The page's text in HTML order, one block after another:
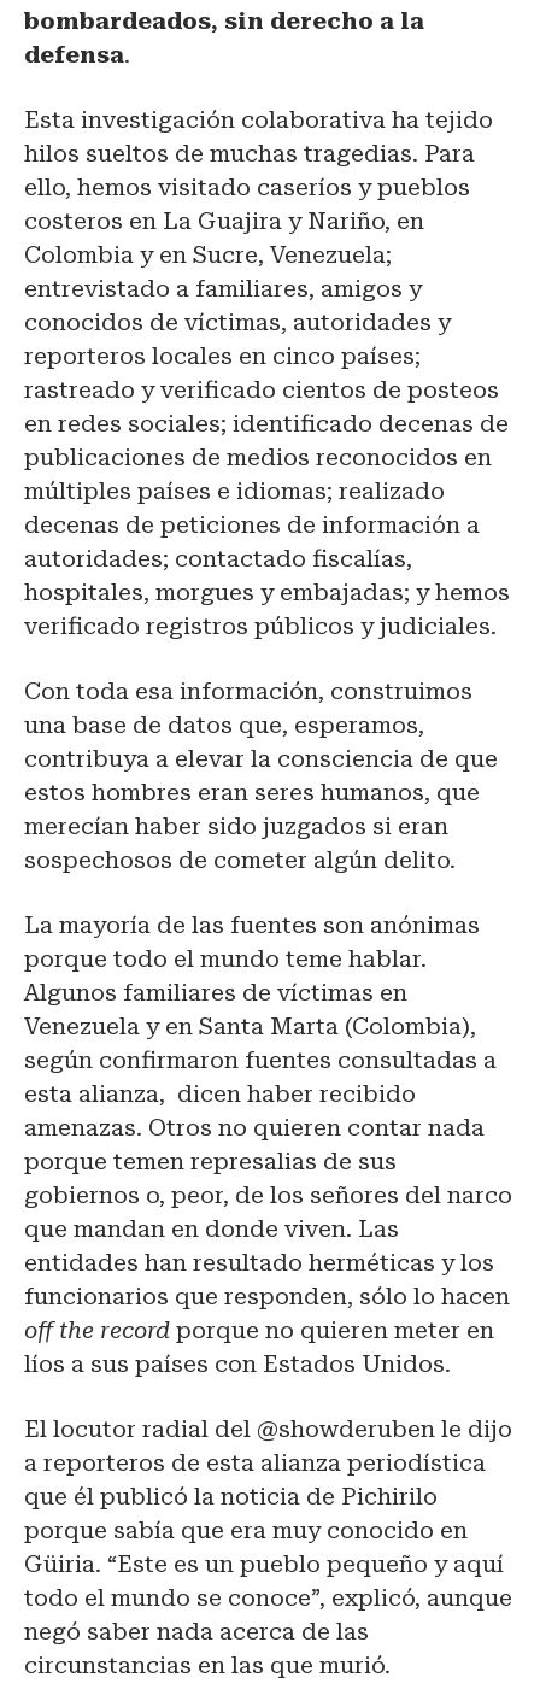
bombardeados, sin derecho a la
defensa.
Esta investigación colaborativa ha tejido
hilos sueltos de muchas tragedias. Para
ello, hemos visitado caseríos y pueblos
costeros en La Guajira y Nariño, en
Colombia y en Sucre, Venezuela;
entrevistado a familiares, amigos y
conocidos de víctimas, autoridades y
reporteros locales en cinco países;
rastreado y verificado cientos de posteos
en redes sociales; identificado decenas de
publicaciones de medios reconocidos en
múltiples países e idiomas; realizado
decenas de peticiones de información a
autoridades; contactado fiscalías,
hospitales, morgues y embajadas; y hemos
verificado registros públicos y judiciales.
Con toda esa información, construimos
una base de datos que, esperamos,
contribuya a elevar la consciencia de que
estos hombres eran seres humanos, que
merecían haber sido juzgados si eran
sospechosos de cometer algún delito.
La mayoría de las fuentes son anónimas
porque todo el mundo teme hablar.
Algunos familiares de víctimas en
Venezuela y en Santa Marta (Colombia),
según confirmaron fuentes consultadas a
esta alianza, dicen haber recibido
amenazas. Otros no quieren contar nada
porque temen represalias de sus
gobiernos o, peor, de los señores del narco
que mandan en donde viven. Las
entidades han resultado herméticas y los
funcionarios que responden, sólo lo hacen
off the record porque no quieren meter en
líos a sus países con Estados Unidos.
El locutor radial del @showderuben le dijo
a reporteros de esta alianza periodística
que él publicó la noticia de Pichirilo
porque sabía que era muy conocido en
Güiria. “Este es un pueblo pequeño y aquí
todo el mundo se conoce”, explicó, aunque
negó saber nada acerca de las
circunstancias en las que murió.